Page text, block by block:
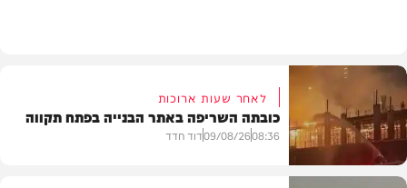
לאחר שעות ארוכות
כובתה השריפה באתר הבנייה בפתח תקווה
08:36
09/08/26דוד חדד